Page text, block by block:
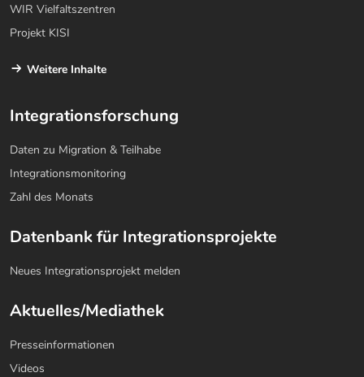
WIR Vielfaltszentren
Projekt KISI
Weitere Inhalte
Integrationsforschung
Daten zu Migration & Teilhabe
Integrationsmonitoring
Zahl des Monats
Datenbank für Integrationsprojekte
Neues Integrationsprojekt melden
Aktuelles/Mediathek
Presseinformationen
Videos